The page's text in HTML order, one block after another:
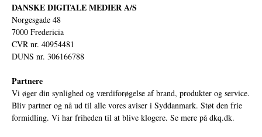
DANSKE DIGITALE MEDIER A/S
Norgesgade 48
7000 Fredericia
CVR nr. 40954481
DUNS nr. 306166788
Partnere
Vi øger din synlighed og værdiforøgelse af brand, produkter og service.
Bliv partner og nå ud til alle vores aviser i Syddanmark. Støt den frie
formidling. Vi har friheden til at blive klogere. Se mere på dkq.dk.